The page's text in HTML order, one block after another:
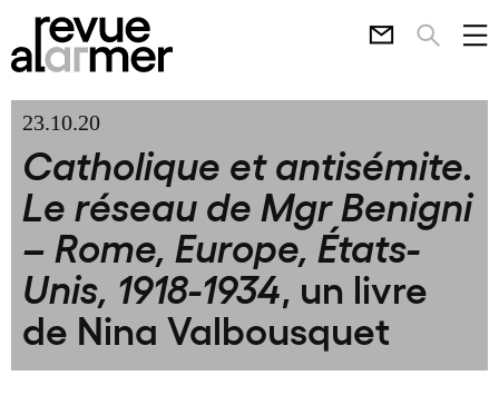
23.10.20
Catholique et antisémite.
Le réseau de Mgr Benigni
– Rome, Europe, États-
Unis, 1918-1934, un livre
de Nina Valbousquet